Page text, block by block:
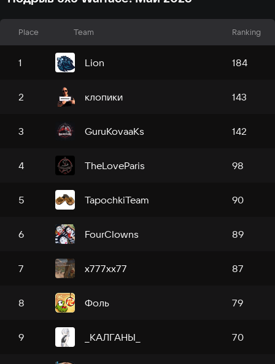
Place Team Ranking
1 Liоn 184
2 клопики 143
3 GuruKovaaKs 142
4 TheLoveParis 98
5 TapochkiTeam 90
6 FourClowns 89
7 x777xx77 87
8 Фоль 79
9 _КАЛГАНЫ_ 70